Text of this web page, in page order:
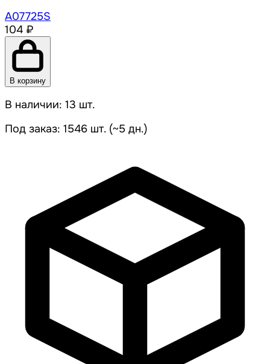
A07725S
104 ₽
В корзину
В наличии: 13 шт.
Под заказ: 1546 шт. (~5 дн.)